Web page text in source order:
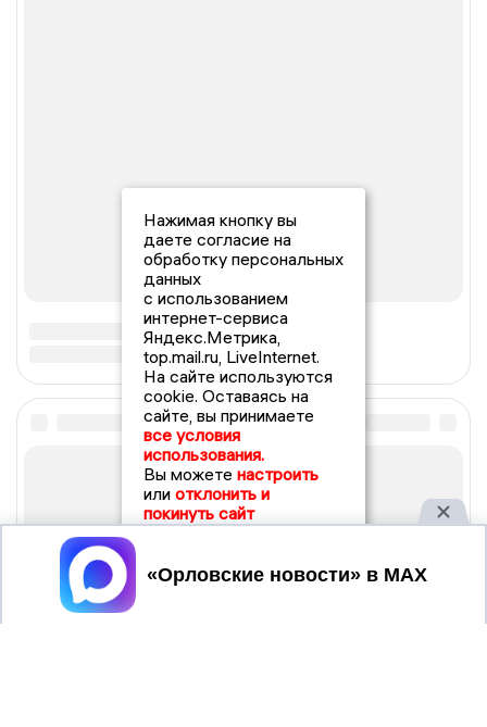
Нажимая кнопку вы
даете согласие на
обработку персональных
данных
с использованием
интернет-сервиса
Яндекс.Метрика,
top.mail.ru, LiveInternet.
На сайте используются
cookie. Оставаясь на
сайте, вы принимаете
все условия
использования.
Вы можете настроить
или отклонить и
покинуть сайт
Принять